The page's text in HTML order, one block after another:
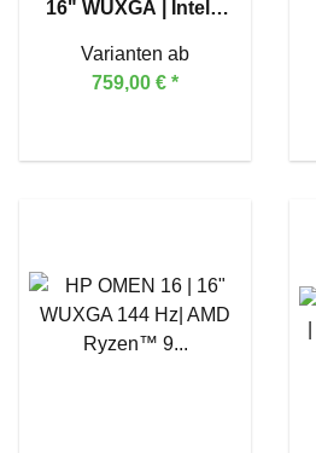
16" WUXGA | Intel®
Varianten ab
759,00 € *